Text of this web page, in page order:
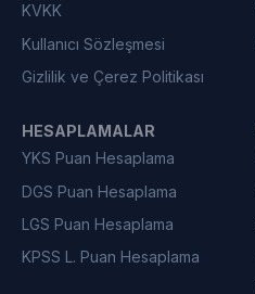
KVKK
Kullanıcı Sözleşmesi
Gizlilik ve Çerez Politikası
HESAPLAMALAR
YKS Puan Hesaplama
DGS Puan Hesaplama
LGS Puan Hesaplama
KPSS L. Puan Hesaplama